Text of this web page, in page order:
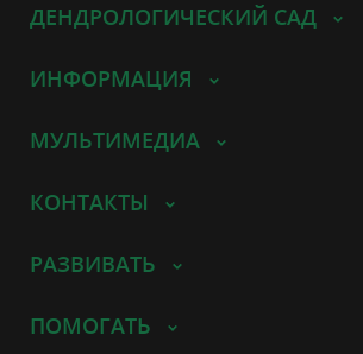
ДЕНДРОЛОГИЧЕСКИЙ САД
ИНФОРМАЦИЯ
МУЛЬТИМЕДИА
КОНТАКТЫ
РАЗВИВАТЬ
ПОМОГАТЬ